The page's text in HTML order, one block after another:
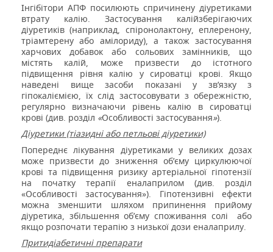
Інгібітори АПФ посилюють спричинену діуретиками
втрату калію. Застосування калійзберігаючих
діуретиків (наприклад, спіронолактону, еплеренону,
тріамтерену або амілориду), а також застосування
харчових добавок або сольових замінників, що
містять калій, може призвести до істотного
підвищення рівня калію у сироватці крові. Якщо
наведені вище засоби показані у зв’язку з
гіпокаліємією, їх слід застосовувати з обережністю,
регулярно визначаючи рівень калію в сироватці
крові (див. розділ «Особливості застосування»).
Діуретики (тіазидні або петльові діуретики)
Попереднє лікування діуретиками у великих дозах
може призвести до зниження об’єму циркулюючої
крові та підвищення ризику артеріальної гіпотензії
на початку терапії еналаприлом (див. розділ
«Особливості застосування»). Гіпотензивні ефекти
можна зменшити шляхом припинення прийому
діуретика, збільшення об’єму споживання солі
або
якщо розпочати терапію з низької дози еналаприлу.
Притидіабетичні препарати